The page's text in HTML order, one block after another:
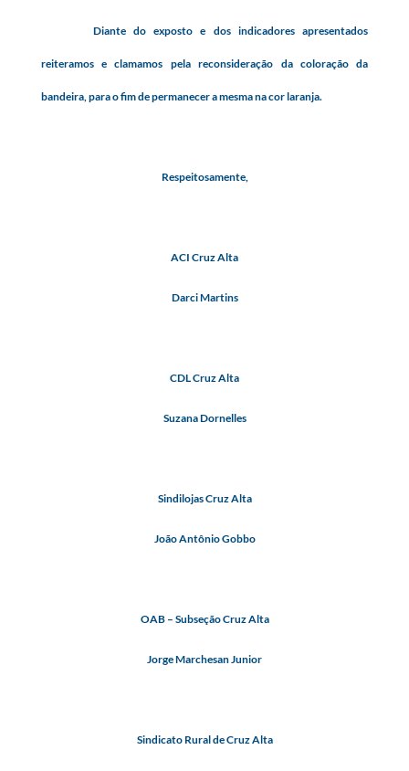
Diante do exposto e dos indicadores apresentados
reiteramos e clamamos pela reconsideração da coloração da
bandeira, para o fim de permanecer a mesma na cor laranja.
Respeitosamente,
ACI Cruz Alta
Darci Martins
CDL Cruz Alta
Suzana Dornelles
Sindilojas Cruz Alta
João Antônio Gobbo
OAB – Subseção Cruz Alta
Jorge Marchesan Junior
Sindicato Rural de Cruz Alta